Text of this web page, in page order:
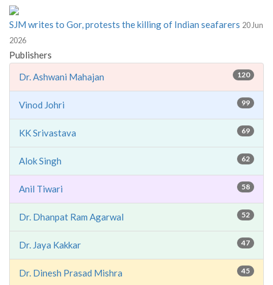
SJM writes to Gor, protests the killing of Indian seafarers 20 Jun
2026
Publishers
Dr. Ashwani Mahajan
120
Vinod Johri 99
KK Srivastava 69
Alok Singh 62
Anil Tiwari 58
Dr. Dhanpat Ram Agarwal 52
Dr. Jaya Kakkar 47
Dr. Dinesh Prasad Mishra 45